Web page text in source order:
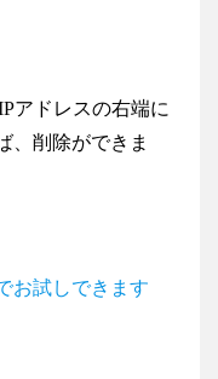
アドレスの右端に
、削除ができま
お試しできます